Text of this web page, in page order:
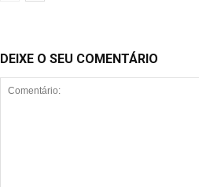
DEIXE O SEU COMENTÁRIO